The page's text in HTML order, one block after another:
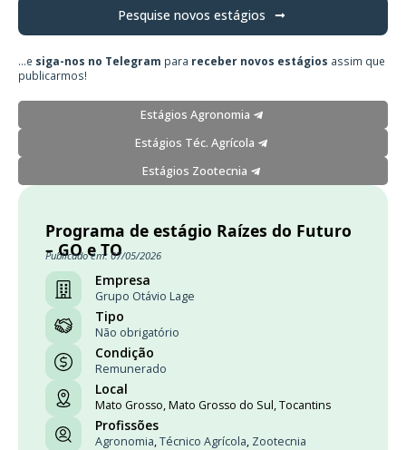
Pesquise novos estágios
...e siga-nos no Telegram para receber novos estágios assim que
publicarmos!
Estágios Agronomia
Estágios Téc. Agrícola
Estágios Zootecnia
Programa de estágio Raízes do Futuro
– GO e TO
Publicado em: 07/05/2026
Empresa
Grupo Otávio Lage
Tipo
Não obrigatório
Condição
Remunerado
Local
Mato Grosso, Mato Grosso do Sul, Tocantins
Profissões
Agronomia,Técnico Agrícola, Zootecnia